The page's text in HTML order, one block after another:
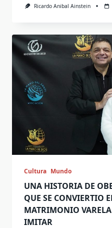
Ricardo Anibal Ainstein
Cultura Mundo
UNA HISTORIA DE
QUE SE CONVIERTIO
MATRIMONIO
IMITAR